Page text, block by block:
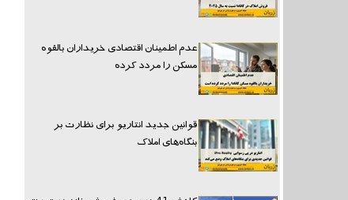
عدم اطمینان اقتصادی خریداران بالقوه
مسکن را مردد کرده
قوانین جدید انتاریو برای نظارت بر
بنگاه‌های املاک